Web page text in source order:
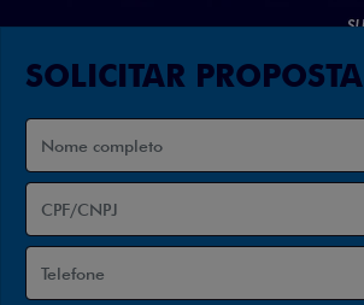
SOLICITAR PROPOSTA